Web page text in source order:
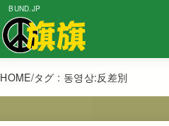
BUND.JP
HOME タグ : 동영상:反差別